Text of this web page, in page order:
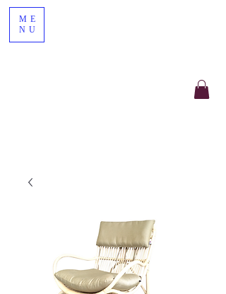
ME
NU